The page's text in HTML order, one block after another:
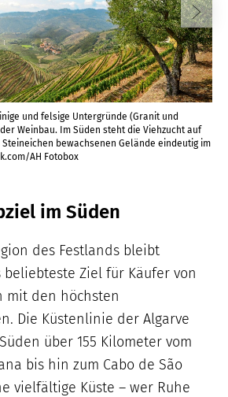
und felsige Untergründe (Granit und
Weinbau. Im Süden steht die Viehzucht auf
bewachsenen Gelände eindeutig im
AH Fotobox
im Süden
des Festlands bleibt
Ziel für Käufer von
mit den höchsten
Die Küstenlinie der Algarve
über 155 Kilometer vom
bis hin zum Cabo de São
vielfältige Küste – wer Ruhe